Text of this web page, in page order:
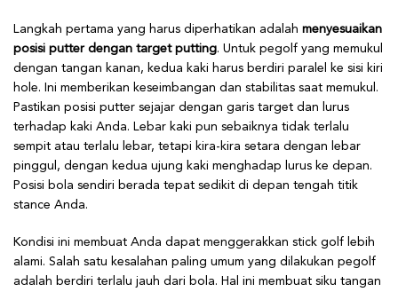
Langkah pertama yang harus diperhatikan adalah menyesuaikan
posisi putter dengan target putting. Untuk pegolf yang memukul
dengan tangan kanan, kedua kaki harus berdiri paralel ke sisi kiri
hole. Ini memberikan keseimbangan dan stabilitas saat memukul.
Pastikan posisi putter sejajar dengan garis target dan lurus
terhadap kaki Anda. Lebar kaki pun sebaiknya tidak terlalu
sempit atau terlalu lebar, tetapi kira-kira setara dengan lebar
pinggul, dengan kedua ujung kaki menghadap lurus ke depan.
Posisi bola sendiri berada tepat sedikit di depan tengah titik
stance Anda.
Kondisi ini membuat Anda dapat menggerakkan stick golf lebih
alami. Salah satu kesalahan paling umum yang dilakukan pegolf
adalah berdiri terlalu jauh dari bola. Hal ini membuat siku tangan